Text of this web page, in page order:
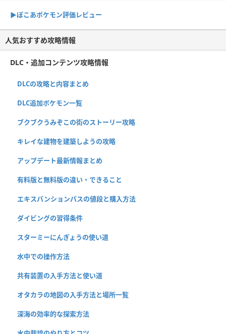
▶︎ぽこあポケモン評価レビュー
人気おすすめ攻略情報
DLC・追加コンテンツ攻略情報
DLCの攻略と内容まとめ
DLC追加ポケモン一覧
ブクブクうみぞこの街のストーリー攻略
キレイな建物を建築しようの攻略
アップデート最新情報まとめ
有料版と無料版の違い・できること
エキスパンションパスの値段と購入方法
ダイビングの習得条件
スターミーにんぎょうの使い道
水中での操作方法
共有装置の入手方法と使い道
オタカラの地図の入手方法と場所一覧
深海の効率的な探索方法